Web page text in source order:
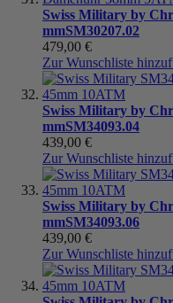
Swiss Military by
mmSM30207.02
479,00 €
Zur Wunschliste
Swiss Military by
mmSM34093.04
439,00 €
Zur Wunschliste
Swiss Military by
mmSM34093.06
439,00 €
Zur Wunschliste